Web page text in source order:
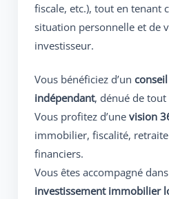
fiscale, etc.), tout en tenant
situation personnelle et de
investisseur.
Vous bénéficiez d’un
indépendant, dénué de
Vous profitez d’unevision
immobilier, fiscalité,
financiers.
Vous êtes accompagné
investissement immobilier